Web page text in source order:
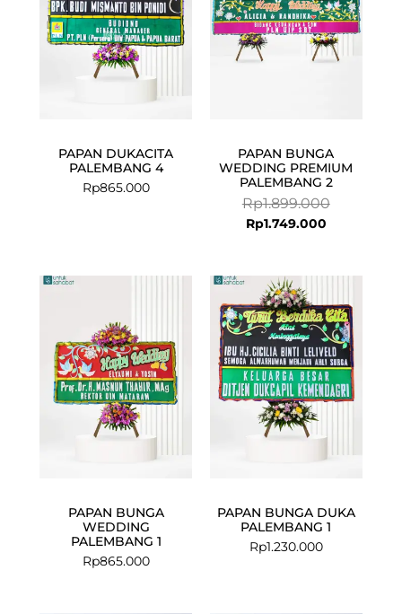
PAPAN DUKACITA
PALEMBANG 4
Rp865.000
PAPAN BUNGA
WEDDING PREMIUM
PALEMBANG 2
Rp1.899.000
Rp1.749.000
PAPAN BUNGA
WEDDING
PALEMBANG 1
Rp865.000
PAPAN BUNGA DUKA
PALEMBANG 1
Rp1.230.000